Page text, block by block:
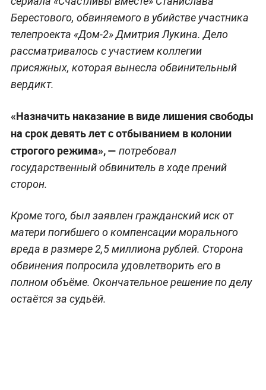
Берестового, обвиняемого в убийстве участника
телепроекта «Дом-2» Дмитрия Лукина. Дело
рассматривалось с участием коллегии
присяжных, которая вынесла обвинительный
вердикт.
«Назначить наказание в виде лишения свободы
на срок девять лет с отбыванием в колонии
строгого режима», — потребовал
государственный обвинитель в ходе прений
сторон.
Кроме того, был заявлен гражданский иск от
матери погибшего о компенсации морального
вреда в размере 2,5 миллиона рублей. Сторона
обвинения попросила удовлетворить его в
полном объёме. Окончательное решение по делу
остаётся за судьёй.